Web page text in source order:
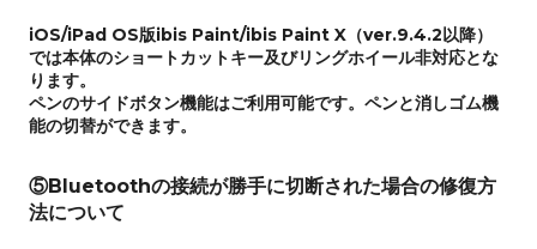
iOS/iPad OS版ibis Paint/ibis Paint X（ver.9.4.2以降）
では本体のショートカットキー及びリングホイール非対応とな
ります。
ペンのサイドボタン機能はご利用可能です。ペンと消しゴム機
能の切替ができます。
⑤Bluetoothの接続が勝手に切断された場合の修復方
法について